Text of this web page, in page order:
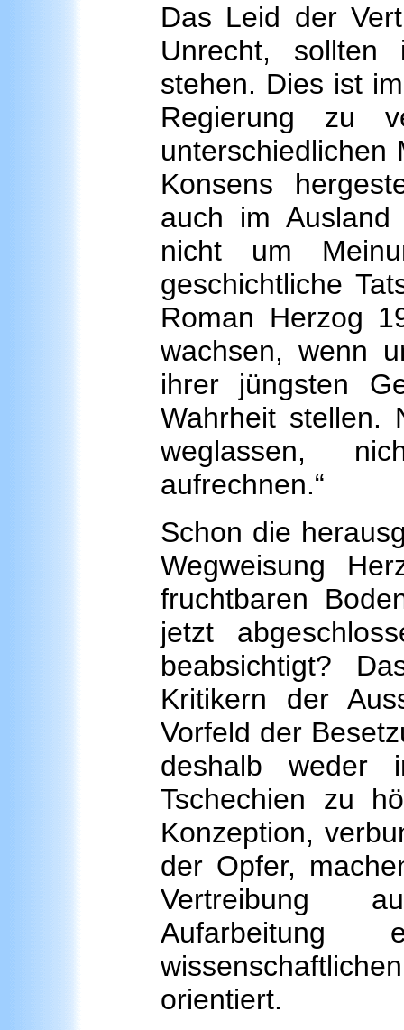
Das Leid der
Unrecht, sollten
stehen. Dies ist
Regierung zu
unterschiedlichen
Konsens
auch im
nicht um
geschichtliche
Roman Herzog
wachsen, wenn
ihrer jüngsten
Wahrheit stellen.
weglassen,
aufrechnen.“
Schon die
Wegweisung
fruchtbaren
jetzt
beabsichtigt?
Kritikern der
Vorfeld der
deshalb weder
Tschechien zu
Konzeption,
der Opfer,
Vertreibung
orientiert.